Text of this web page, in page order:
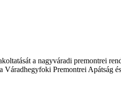
a nagyváradi premontrei
Premontrei Apátság